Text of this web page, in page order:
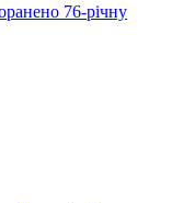
76-річну